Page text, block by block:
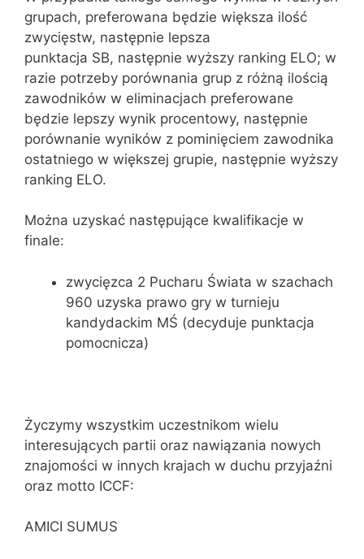
grupach, preferowana będzie większa ilość
zwycięstw, następnie lepsza
punktacja SB, następnie wyższy ranking ELO; w
razie potrzeby porównania grup z różną ilością
zawodników w eliminacjach preferowane
będzie lepszy wynik procentowy, następnie
porównanie wyników z pominięciem zawodnika
ostatniego w większej grupie, następnie wyższy
ranking ELO.
Można uzyskać następujące kwalifikacje w
finale:
zwycięzca 2 Pucharu Świata w szachach
960 uzyska prawo gry w turnieju
kandydackim MŚ (decyduje punktacja
pomocnicza)
Życzymy wszystkim uczestnikom wielu
interesujących partii oraz nawiązania nowych
znajomości w innych krajach w duchu przyjaźni
oraz motto ICCF:
AMICI SUMUS